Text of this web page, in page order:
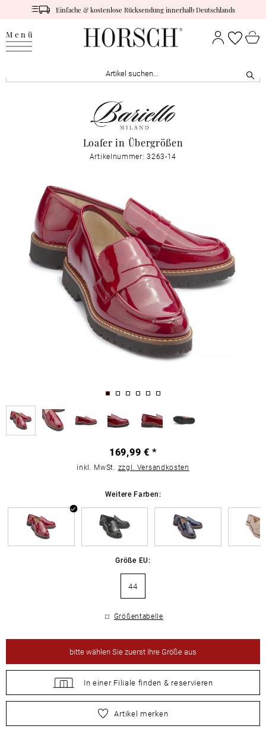
Einfache & kostenlose Rücksendung innerhalb Deutschlands
Menü
Loafer in Übergrößen
Artikelnummer: 3263-14
169,99 € *
inkl. MwSt. zzgl. Versandkosten
Weitere Farben:
Größe EU:
44
Größentabelle
bittewählen Sie zuerst Ihre Größe aus
In einer Filiale finden & reservieren
wählen Sie zuerst Ihre Größe aus
Artikel merken